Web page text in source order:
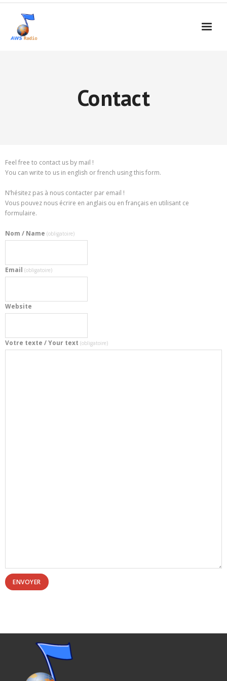
Contact
Feel free to contact us by mail !
You can write to us in english or french using this form.
N’hésitez pas à nous contacter par email !
Vous pouvez nous écrire en anglais ou en français en utilisant ce
formulaire.
Nom / Name (obligatoire)
Email (obligatoire)
Website
Votre texte / Your text (obligatoire)
ENVOYER